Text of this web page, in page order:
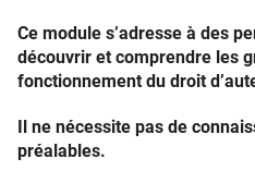
Ce module s’adresse à des
découvrir et comprendre les
fonctionnement du droit
Il ne nécessite pas de
préalables.